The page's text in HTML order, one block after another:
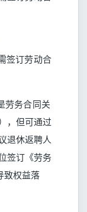
签订劳动合
劳务合同关
，但可通过
退休返聘人
签订《劳务
致权益落